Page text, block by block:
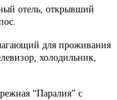
отель, открывший
для проживания
холодильник,
“Паралия” с